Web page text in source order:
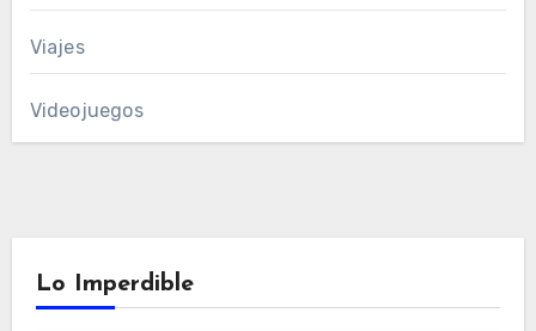
Viajes
Videojuegos
Lo Imperdible